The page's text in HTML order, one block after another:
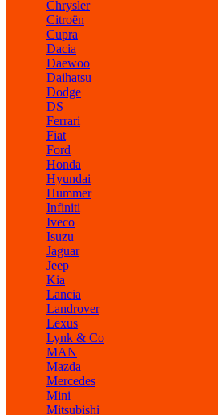
Chrysler
Citroën
Cupra
Dacia
Daewoo
Daihatsu
Dodge
DS
Ferrari
Fiat
Ford
Honda
Hyundai
Hummer
Infiniti
Iveco
Isuzu
Jaguar
Jeep
Kia
Lancia
Landrover
Lexus
Lynk & Co
MAN
Mazda
Mercedes
Mini
Mitsubishi